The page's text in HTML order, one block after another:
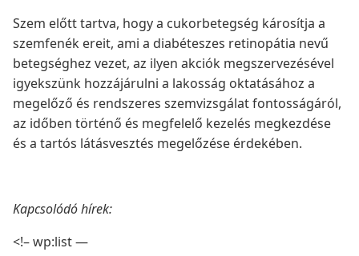
Szem előtt tartva, hogy a cukorbetegség károsítja a
szemfenék ereit, ami a diabéteszes retinopátia nevű
betegséghez vezet, az ilyen akciók megszervezésével
igyekszünk hozzájárulni a lakosság oktatásához a
megelőző és rendszeres szemvizsgálat fontosságáról,
az időben történő és megfelelő kezelés megkezdése
és a tartós látásvesztés megelőzése érdekében.
Kapcsolódó hírek:
<!– wp:list —